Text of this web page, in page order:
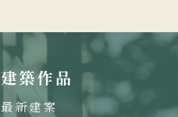
建築作品
最新建案